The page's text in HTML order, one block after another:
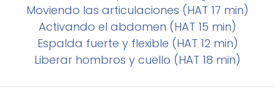
Moviendo las articulaciones (HAT 17 min)
Activando el abdomen (HAT 15 min)
Espalda fuerte y flexible (HAT 12 min)
Liberar hombros y cuello (HAT 18 min)